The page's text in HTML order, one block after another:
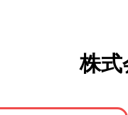
株